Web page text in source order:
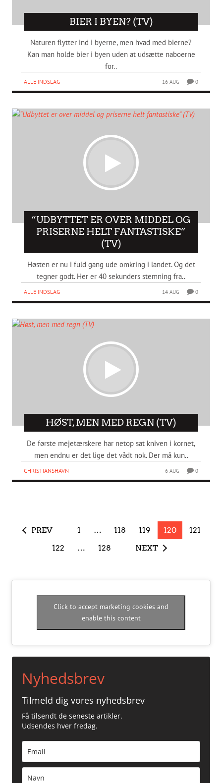
BIER I BYEN? (TV)
Naturen flytter ind i byerne, men hvad med bierne?
Kan man holde bier i byen uden at udsætte naboerne
for..
ALLE INDSLAG 16 AUG 0
“UDBYTTET ER OVER MIDDEL OG
PRISERNE HELT FANTASTISKE”
(TV)
Høsten er nu i fuld gang ude omkring i landet. Og det
tegner godt. Her er 40 sekunders stemning fra..
ALLE INDSLAG 14 AUG 0
HØST, MEN MED REGN (TV)
De første mejetærskere har netop sat kniven i kornet,
men endnu er det lige det vådt nok. Der må kun..
CHRISTIANSHAVN 6 AUG 0
PREV 1 … 118 119 120
121
122
… 128 NEXT
Click to accept marketing cookies and
enable this content
Nyhedsbrev
Tilmeld dig vores nyhedsbrev
Få tilsendt de seneste artikler.
Udsendes hver fredag.